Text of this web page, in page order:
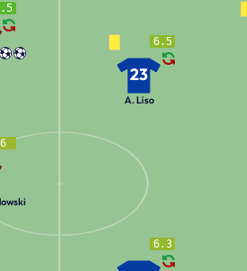
6
6.3
6.5
23
A. Liso